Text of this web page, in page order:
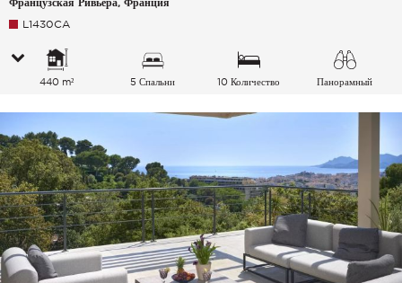
L1430CA
440 m² 5 Спальни
10 Количество
Панорамный